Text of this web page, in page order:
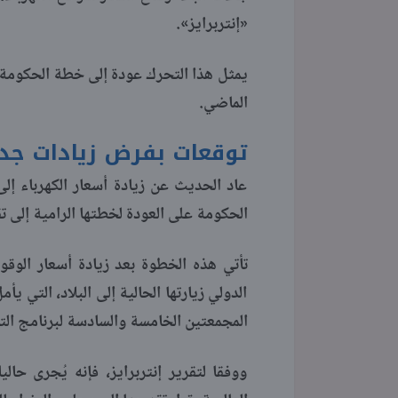
«إنتربرايز».
يمثل هذا التحرك عودة إلى خطة
الماضي.
توقعات بفرض زيادات
عاد الحديث عن زيادة أسعار الكهرباء
الحكومة على العودة لخطتها الرامية إلى
تأتي هذه الخطوة بعد زيادة أسعار
الدولي زيارتها الحالية إلى البلاد،
المجمعتين الخامسة والسادسة لبرنامج
ووفقا لتقرير إنتربرايز، فإنه يُجرى